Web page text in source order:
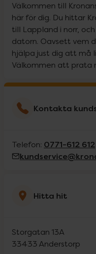
Välkommen till
här för dig. Du hittar
till Lappland i norr,
datorn. Oavsett vem
hjälpa just dig att må
Välkommen att prata
Kontakta
Telefon: 0771-612 612
Hitta hit
Storgatan 13A
33433 Anderstorp